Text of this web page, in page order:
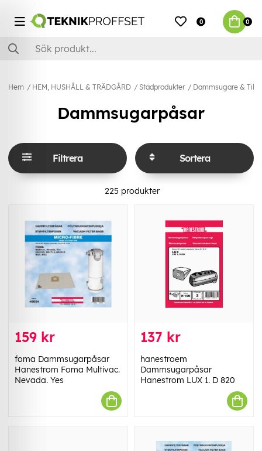
0 0
Hem HEM, HUSHÅLL & TRÄDGÅRD Städprodukter Dammsugare &
Dammsugarpåsar
Filtrera Sortera
225 produkter
159 kr
foma Dammsugarpåsar
Hanestrom Foma Multivac.
Nevada. Yes
137 kr
hanestroem
Dammsugarpåsar
Hanestrom LUX 1. D 820